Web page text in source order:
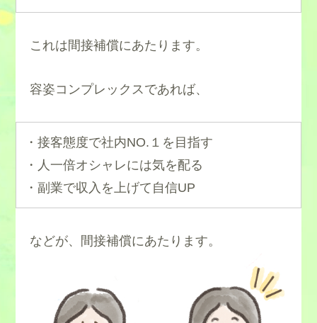
これは間接補償にあたります。
容姿コンプレックスであれば、
・接客態度で社内NO.１を目指す
・人一倍オシャレには気を配る
・副業で収入を上げて自信UP
などが、間接補償にあたります。